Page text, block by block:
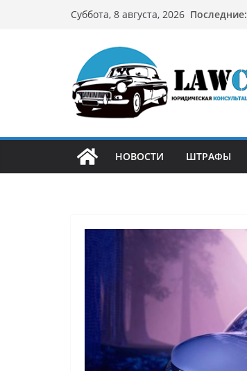
Суббота, 8 августа, 2026 Последние:
НОВОСТИ ШТРАФЫ